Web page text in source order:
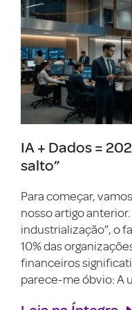
IA + Dados =
salto”
Para começar,
nosso artigo
industrialização”, o
10% das
financeiros
parece-me óbvio: A